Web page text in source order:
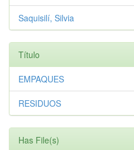
Saquisilí, Silvia
Título
EMPAQUES
RESIDUOS
Has File(s)